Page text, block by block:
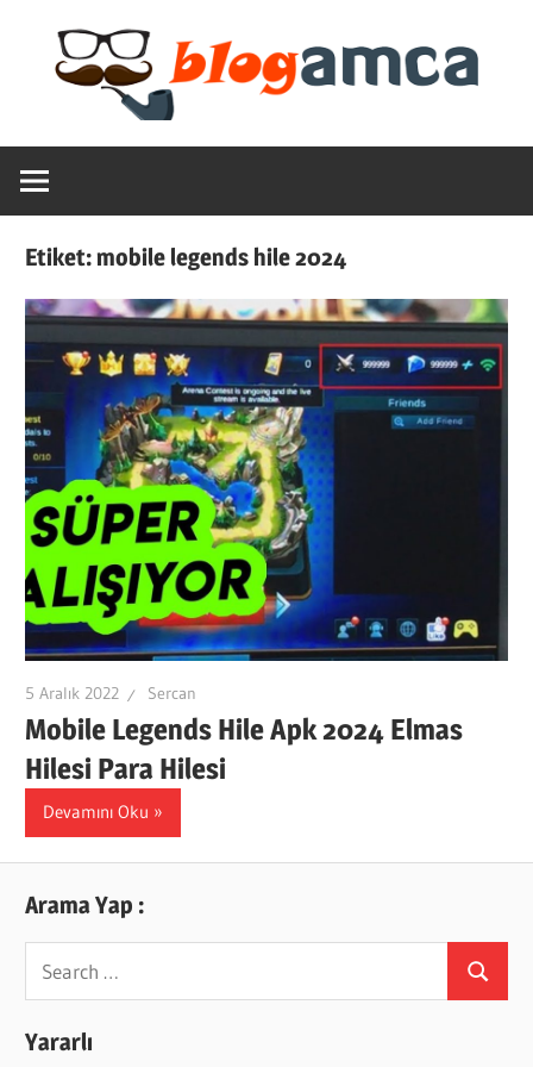
content
Blogamca
2025
Haber,
Blogların
Amcası
Etiket:mobile legends hile 2024
5 Aralık 2022 Sercan
Mobile Legends Hile Apk 2024 Elmas
Hilesi Para Hilesi
Devamını Oku
Arama Yap :
Search
for:
Search
Yararlı